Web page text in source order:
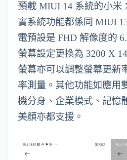
預載 MIUI 14 系統的小米
實系統功能都係同 MIUI
電預設是 FHD 解像度的
螢幕設定更換為 3200 X
螢幕亦可以調整螢幕更新
率測量。其他功能如應用
機分身、企業模式、記憶
美顏亦都支援。